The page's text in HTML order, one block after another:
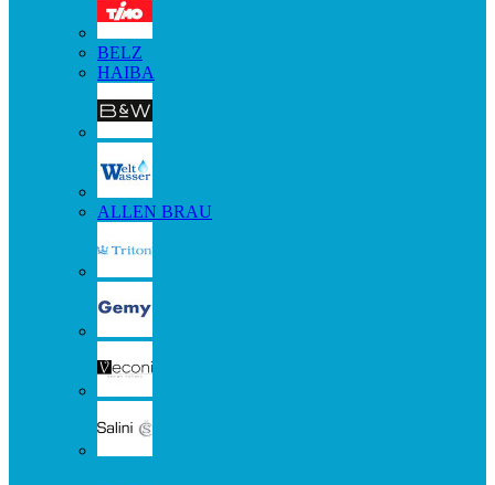
BELZ
HAIBA
ALLEN BRAU